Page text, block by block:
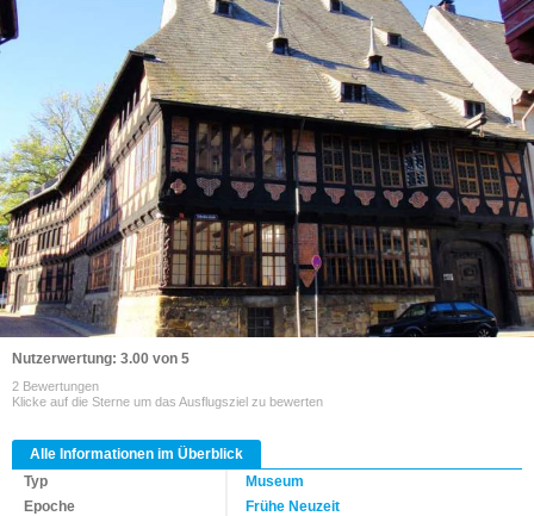
Nutzerwertung: 3.00 von 5
2 Bewertungen
Klicke auf die Sterne um das Ausflugsziel zu bewerten
Alle Informationen im Überblick
Typ
Museum
Epoche
Frühe Neuzeit